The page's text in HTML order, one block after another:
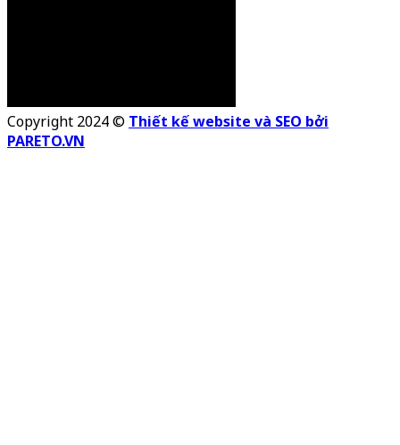
Copyright 2024 © Thiết kế website và SEO bởi
PARETO.VN